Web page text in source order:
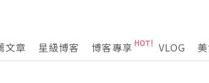
文章 星級博客 博客專享 VLOG